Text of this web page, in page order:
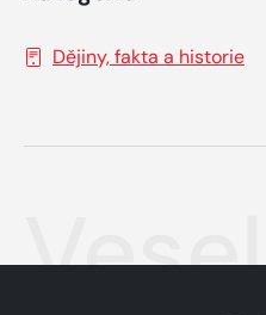
Dějiny, fakta a historie